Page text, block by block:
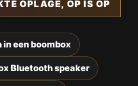
OPLAGE, OP IS OP
een boombox
Bluetooth speaker